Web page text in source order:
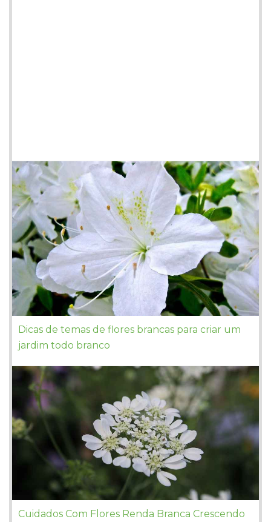
Dicas de temas de flores brancas para criar um
jardim todo branco
Cuidados Com Flores Renda Branca Crescendo